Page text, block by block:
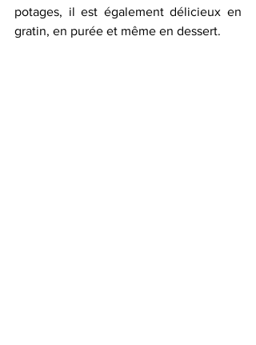
potages, il est également délicieux en
gratin, en purée et même en dessert.